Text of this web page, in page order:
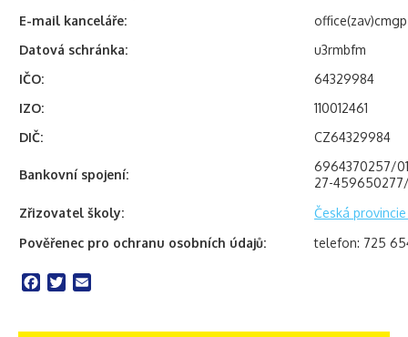
E-mail kanceláře:
Datová schránka:
u3rmbfm
IČO:
64329984
IZO:
110012461
DIČ:
CZ64329984
Bankovní spojení:
6964370257/
27-
Zřizovatel školy:
Česká
Pověřenec pro ochranu osobních údajů:
telefon: 725
Facebook
Twitter